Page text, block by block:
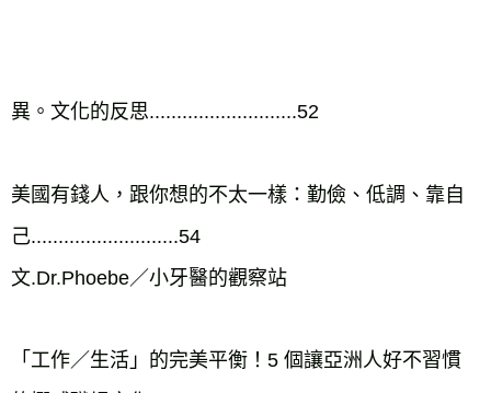
異。文化的反思...........................52
美國有錢人，跟你想的不太一樣：勤儉、低調、靠自
己...........................54
文.Dr.Phoebe／小牙醫的觀察站
「工作／生活」的完美平衡！5 個讓亞洲人好不習慣